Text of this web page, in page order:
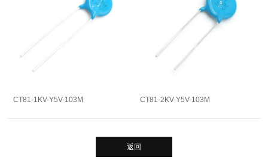
CT81-1KV-Y5V-103M CT81-2KV-Y5V-103M
返回